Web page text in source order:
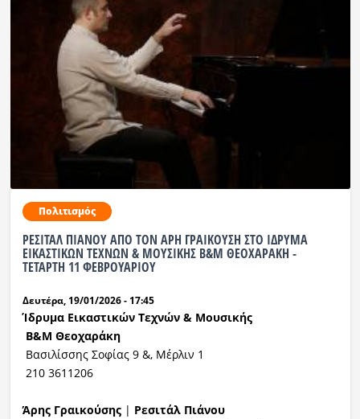
Πολιτισμός
ΡΕΣΙΤΑΛ ΠΙΑΝΟΥ ΑΠΟ ΤΟΝ ΑΡΗ ΓΡΑΙΚΟΥΣΗ ΣΤΟ ΙΔΡΥΜΑ
ΕΙΚΑΣΤΙΚΩΝ ΤΕΧΝΩΝ & ΜΟΥΣΙΚΗΣ Β&Μ ΘΕΟΧΑΡΑΚΗ -
ΤΕΤΑΡΤΗ 11 ΦΕΒΡΟΥΑΡΙΟΥ
Δευτέρα, 19/01/2026 - 17:45
Ίδρυμα Εικαστικών Τεχνών & Μουσικής
Β&Μ Θεοχαράκη
Βασιλίσσης Σοφίας 9 &, Μέρλιν 1
210 3611206
Άρης Γραικούσης| Ρεσιτάλ Πιάνου